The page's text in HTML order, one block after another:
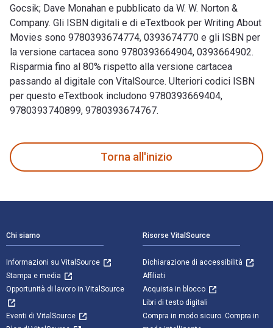
Gocsik; Dave Monahan e pubblicato da W. W. Norton &
Company. Gli ISBN digitali e di eTextbook per Writing About
Movies sono 9780393674774, 0393674770 e gli ISBN per
la versione cartacea sono 9780393664904, 0393664902.
Risparmia fino al 80% rispetto alla versione cartacea
passando al digitale con VitalSource. Ulteriori codici ISBN
per questo eTextbook includono 9780393669404,
9780393740899, 9780393674767.
Torna all'inizio
Chi siamo
Informazioni su VitalSource
Stampa e media
Opportunità di lavoro in VitalSource
Eventi di VitalSource
Risorse VitalSource
Dichiarazione di accessibilità
Affiliati
Acquista in blocco
Libri di testo digitali
Compra in modo sicuro. Compra in